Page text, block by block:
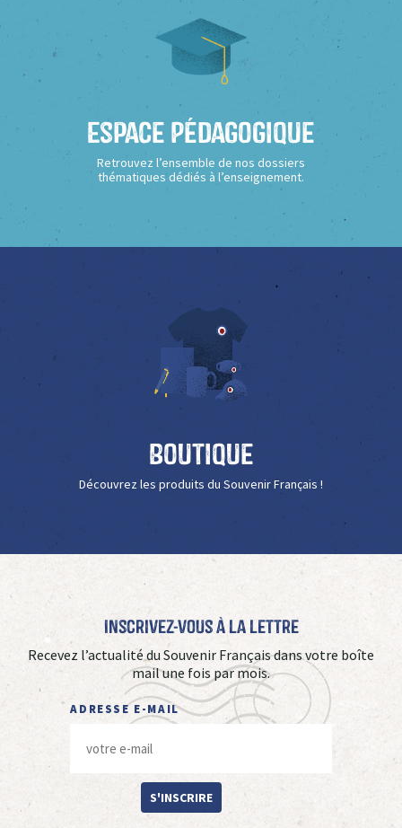
Espace Pédagogique
Retrouvez l’ensemble de nos dossiers
thématiques dédiés à l’enseignement.
Boutique
Découvrez les produits du Souvenir Français !
Inscrivez-vous à La Lettre
Recevez l’actualité du Souvenir Français dans votre boîte
mail une fois par mois.
ADRESSE E-MAIL
S'INSCRIRE